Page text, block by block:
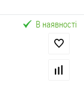
В наявності